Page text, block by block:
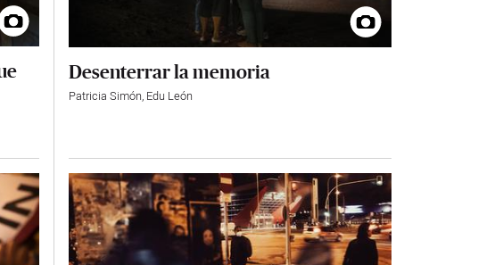
Desenterrar la memoria
Patricia Simón, Edu León